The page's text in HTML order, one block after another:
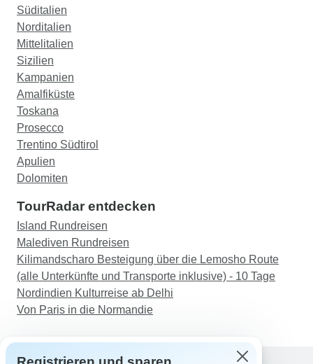
Süditalien
Norditalien
Mittelitalien
Sizilien
Kampanien
Amalfiküste
Toskana
Prosecco
Trentino Südtirol
Apulien
Dolomiten
TourRadar entdecken
Island Rundreisen
Malediven Rundreisen
Kilimandscharo Besteigung über die Lemosho Route
(alle Unterkünfte und Transporte inklusive) - 10 Tage
Nordindien Kulturreise ab Delhi
Von Paris in die Normandie